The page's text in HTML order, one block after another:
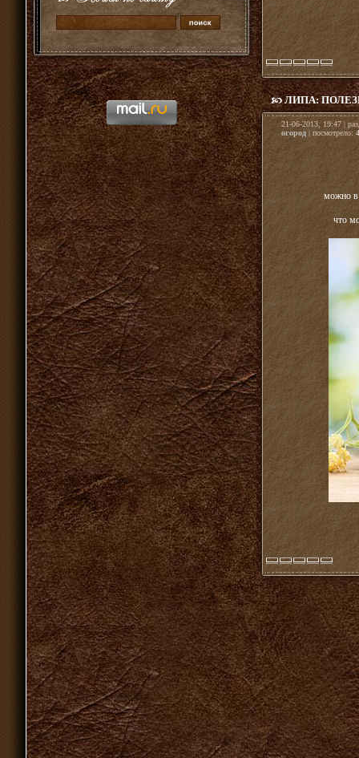
ЛИПА:
21-06-2013, 19:47 |
огород | посмотрело:
можно в
что